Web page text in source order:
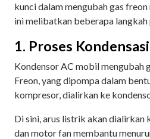
kunci dalam mengubah gas
ini melibatkan beberapa langkah
1. Proses Kondensasi
Kondensor AC mobil mengubah
Freon, yang dipompa dalam
kompresor, dialirkan ke
Di sini, arus listrik akan dialirkan
dan motor fan membantu